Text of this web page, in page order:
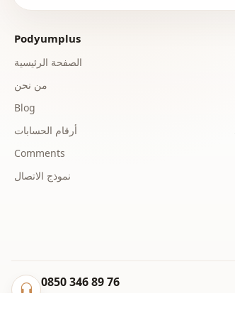
Podyumplus
الصفحة الرئيسية
من نحن
Blog
أرقام الحسابات
Comments
نموذج الاتصال
0850 346 89 76